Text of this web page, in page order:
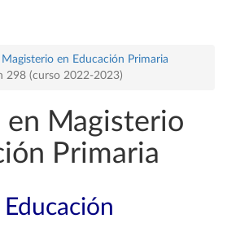
en Educación Primaria
298 (curso 2022-2023)
en Magisterio
Primaria